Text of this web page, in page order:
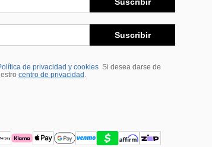
Suscribir
Suscribir
de privacidad y cookies Si desea darse de
centro de privacidad .